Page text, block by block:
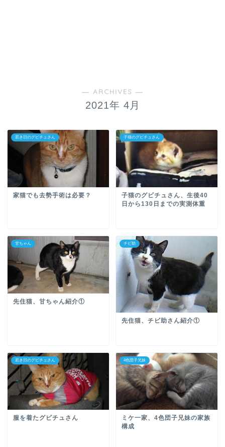
― ARCHIVES ―
2021年 4月
若き日のグビチュさん
家猫でも去勢手術は必要？
子猫のグビチュさん
子猫のグビチュさん、生後40
日から130日までの実測体重
甘ちゃん
先住猫、甘ちゃん紹介①
チビ助
先住猫、チビ助さん紹介①
若き日のグビチュさん
服を着たグビチュさん
4色団子兄妹
ミケ一家、4色団子兄妹の家族
構成